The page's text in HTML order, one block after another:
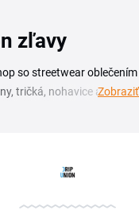
zľavy
so streetwear
tričká, nohavice aj
kódov a akcií máte
objednávky. Ak hľadáte
kupón zadáte priamo v